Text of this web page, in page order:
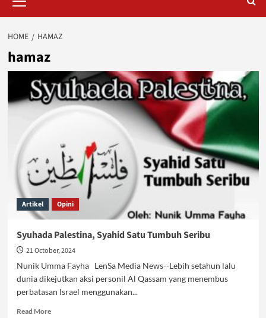
Menu
HOME HAMAZ
hamaz
Artikel Opini
Syuhada Palestina, Syahid Satu Tumbuh Seribu
21 October, 2024
Nunik Umma Fayha LenSa Media News--Lebih setahun lalu
dunia dikejutkan aksi personil Al Qassam yang menembus
perbatasan Israel menggunakan...
Read MoreRead